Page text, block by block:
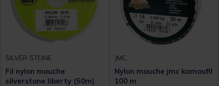
SILVER STONE
Fil nylon mouche
silverstone liberty (50m)
JMC
Nylon mouche jmc kamoufil
100 m